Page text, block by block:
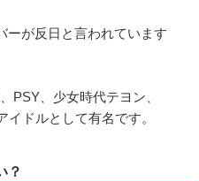
ーが反日と言われています
PSY、少女時代テヨン、
イドルとして有名です。
？